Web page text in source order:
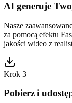
AI generuje
Nasze
za pomocą efektu
jakości wideo z
Krok 3
Pobierz i